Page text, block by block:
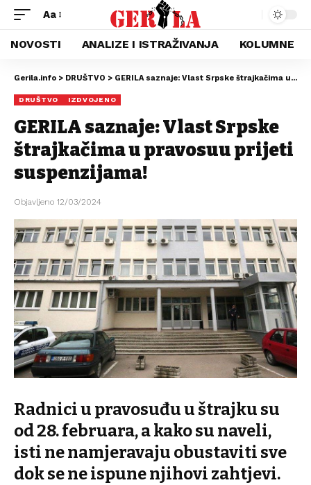
Aa
NOVOSTI ANALIZE I ISTRAŽIVANJA KOLUMNE
Gerila.info > DRUŠTVO > GERILA saznaje: Vlast Srpske štrajkačima u pravosuđu prijeti suspenzijama!
DRUŠTVO IZDVOJENO
GERILA saznaje: Vlast Srpske
štrajkačima u pravosuđu prijeti
suspenzijama!
Objavljeno 12/03/2024
Radnici u pravosuđu u štrajku su
od 28. februara, a kako su naveli,
isti ne namjeravaju obustaviti sve
dok se ne ispune njihovi zahtjevi.